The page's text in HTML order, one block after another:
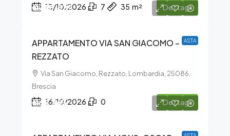
13/10/2026 7 35 m² Dettagli
ASTA
€748.829
APPARTAMENTO VIA SAN GIACOMO –
REZZATO
Via San Giacomo, Rezzato, Lombardia, 25086,
Brescia
16/10/2026 0 Dettagli
€69.263